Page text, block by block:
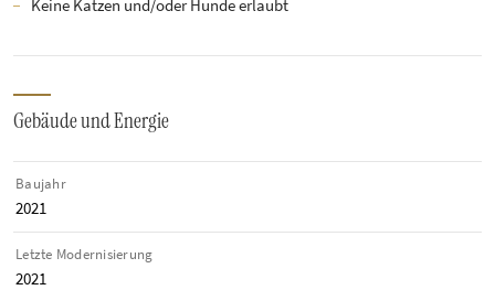
Keine Katzen und/oder Hunde erlaubt
Gebäude und Energie
Baujahr
2021
Letzte Modernisierung
2021